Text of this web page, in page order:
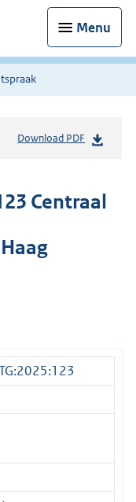
Menu
Download PDF
Centraal